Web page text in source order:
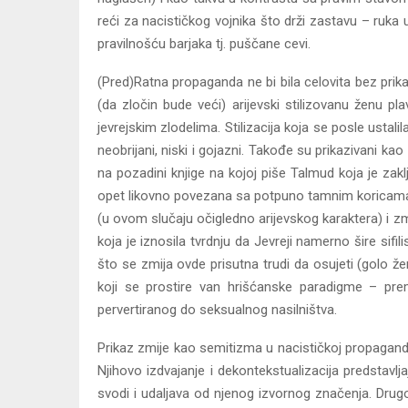
reći za nacističkog vojnika što drži zastavu –
pravilnošću barjaka tj. puščane cevi.
(Pred)Ratna propaganda ne bi bila celovita bez
(da zločin bude veći) arijevski stilizovanu ženu
jevrejskim zlodelima. Stilizacija koja se posle
neobrijani, niski i gojazni. Takođe su prikazivani
na pozadini knjige na kojoj piše Talmud koja je
opet likovno povezana sa potpuno tamnim
(u ovom slučaju očigledno arijevskog karaktera) i
koja je iznosila tvrdnju da Jevreji namerno šire
što se zmija ovde prisutna trudi da osujeti (golo
koji se prostire van hrišćanske paradigme –
pervertiranog do seksualnog nasilništva.
Prikaz zmije kao semitizma u nacističkoj
Njihovo izdvajanje i dekontekstualizacija
svodi i udaljava od njenog izvornog značenja.